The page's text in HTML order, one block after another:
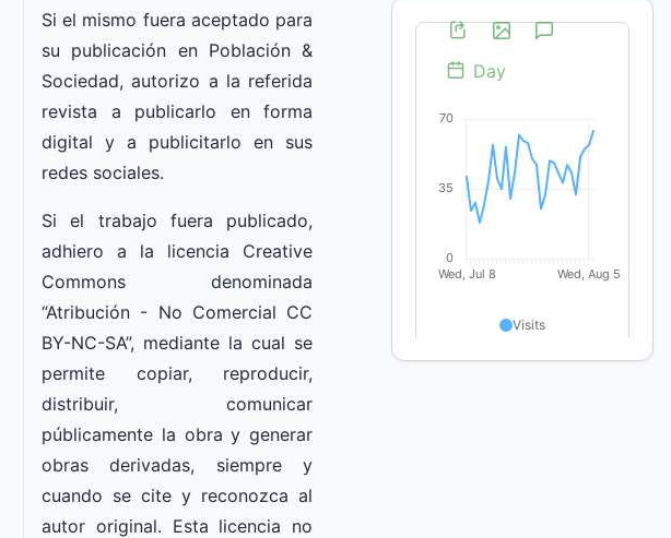
Si el mismo fuera aceptado para
su publicación en Población &
Sociedad, autorizo a la referida
revista a publicarlo en forma
digital y a publicitarlo en sus
redes sociales.
Si el trabajo fuera publicado,
adhiero a la licencia Creative
Commons denominada
“Atribución - No Comercial CC
BY-NC-SA”, mediante la cual se
permite copiar, reproducir,
distribuir, comunicar
públicamente la obra y generar
obras derivadas, siempre y
cuando se cite y reconozca al
autor original. Esta licencia no